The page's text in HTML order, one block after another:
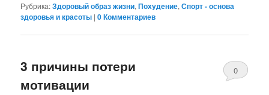
Рубрика:Здоровый образ жизни,Похудение,Спорт - основа
здоровья и красоты |0 Комментариев
3 причины потери
мотивации
0